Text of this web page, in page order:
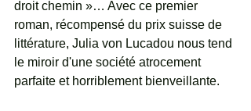
droit chemin »… Avec ce premier
roman, récompensé du prix suisse de
littérature, Julia von Lucadou nous tend
le miroir d'une société atrocement
parfaite et horriblement bienveillante.